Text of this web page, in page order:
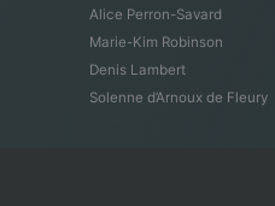
Alice Perron-Savard
Marie-Kim Robinson
Denis Lambert
Solenne d’Arnoux de Fleury